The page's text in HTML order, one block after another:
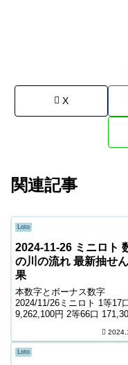
X
関連記事
Loto
2024-11-26 ミニロト
の川の流れ 最新抽せ
果
本数字とボーナス数字
2024/11/26ミニロト 1等17
9,262,100円 2等66口
900円 ＊抽せんの結果は最
に発売元の発表のものと照
て下さい。 ...
Loto